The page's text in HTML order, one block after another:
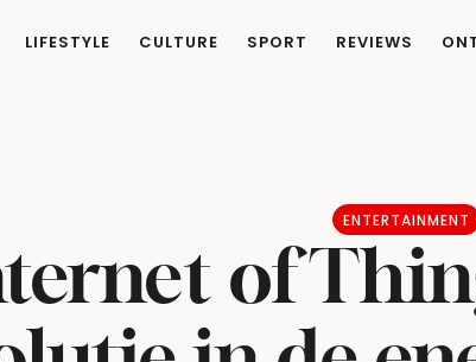
LIFESTYLE CULTURE SPORT REVIEWS
ENTERTAINMENT
of